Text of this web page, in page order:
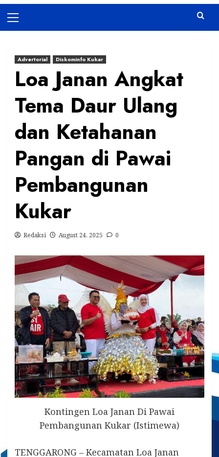
Menu
Advertorial Diskominfo Kukar
Loa Janan Angkat
Tema Daur Ulang
dan Ketahanan
Pangan di Pawai
Pembangunan
Kukar
Redaksi August 24, 2025 0
Kontingen Loa Janan Di Pawai
Pembangunan Kukar (Istimewa)
TENGGARONG – Kecamatan Loa Janan